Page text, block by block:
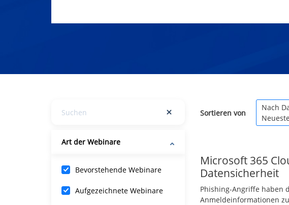
Art der Webinare
Bevorstehende Webinare
Aufgezeichnete Webinare
Sortieren von
Nach
Neueste
Microsoft 365
Datensicherheit
Phishing-Angriffe haben
Anmeldeinformationen